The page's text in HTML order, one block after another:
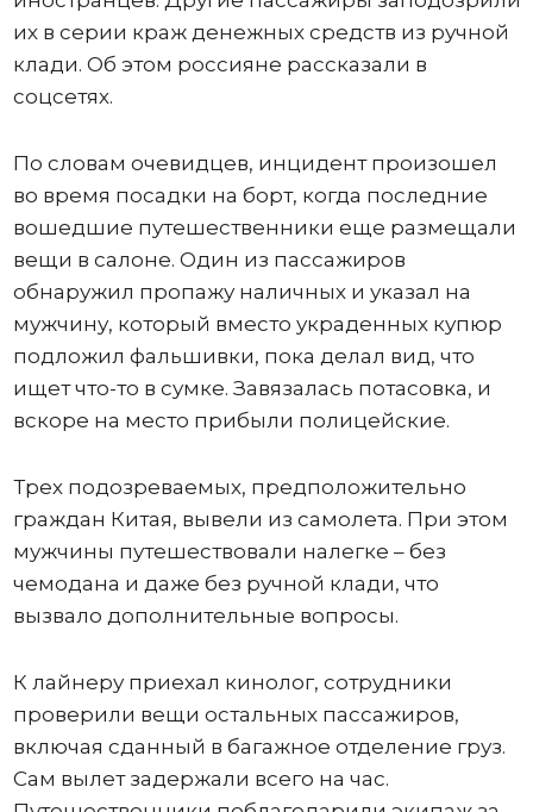
их в серии краж денежных средств из ручной
клади. Об этом россияне рассказали в
соцсетях.
По словам очевидцев, инцидент произошел
во время посадки на борт, когда последние
вошедшие путешественники еще размещали
вещи в салоне. Один из пассажиров
обнаружил пропажу наличных и указал на
мужчину, который вместо украденных купюр
подложил фальшивки, пока делал вид, что
ищет что-то в сумке. Завязалась потасовка, и
вскоре на место прибыли полицейские.
Трех подозреваемых, предположительно
граждан Китая, вывели из самолета. При этом
мужчины путешествовали налегке – без
чемодана и даже без ручной клади, что
вызвало дополнительные вопросы.
К лайнеру приехал кинолог, сотрудники
проверили вещи остальных пассажиров,
включая сданный в багажное отделение груз.
Сам вылет задержали всего на час.